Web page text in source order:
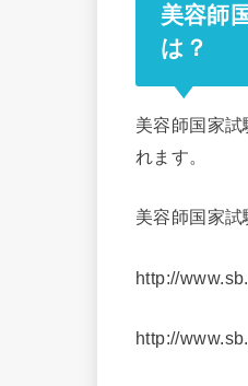
美容師
は？
美容師国家
れます。
美容師国家試
http://
http://